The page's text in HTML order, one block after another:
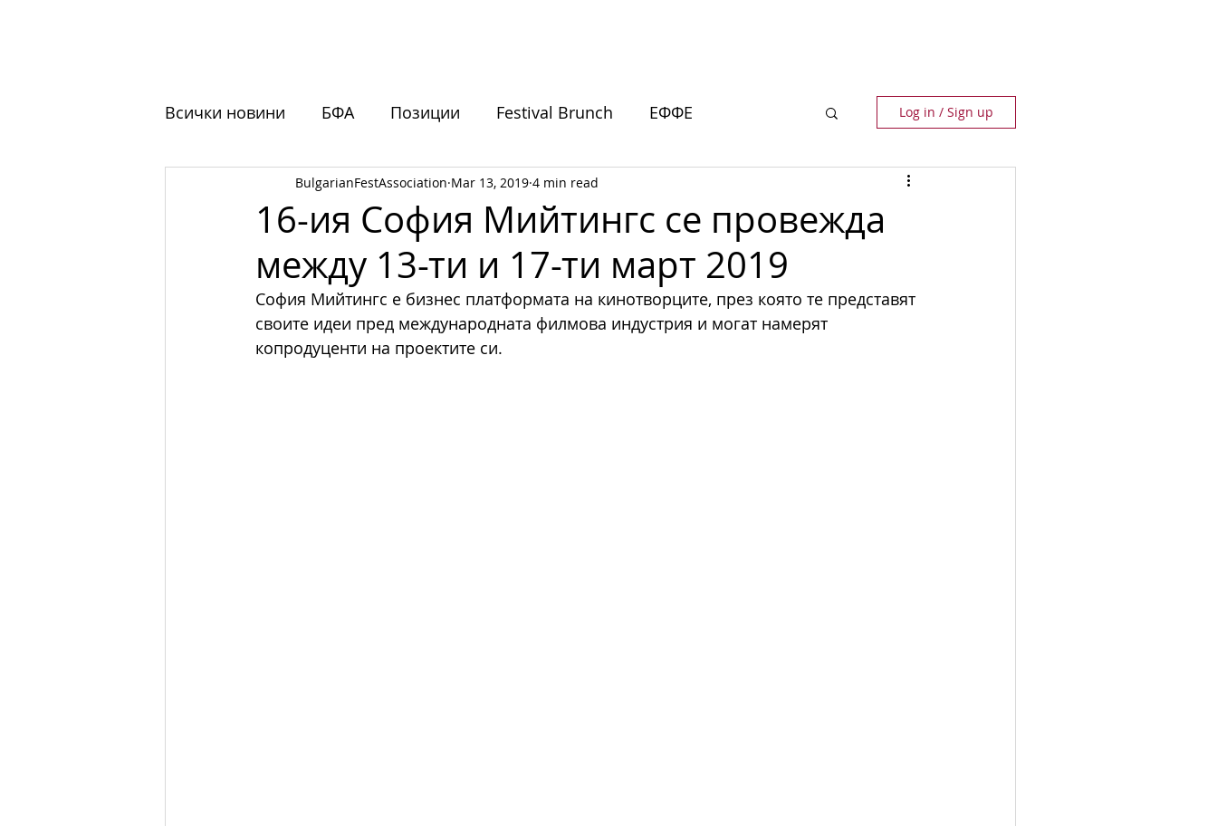
Всички новини БФА Позиции Festival Brunch ЕФФЕ
Отворени покани
Log in / Sign up
16-ия София Мийтингс се провежда
между 13-ти и 17-ти март 2019
BulgarianFestAssociation Mar 13, 2019 4 min read
София Мийтингс е бизнес платформата на кинотворците, през която те представят
своите идеи пред международната филмова индустрия и могат намерят
копродуценти на проектите си.